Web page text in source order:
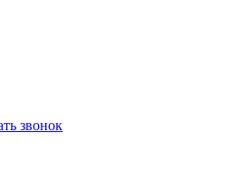
звонок